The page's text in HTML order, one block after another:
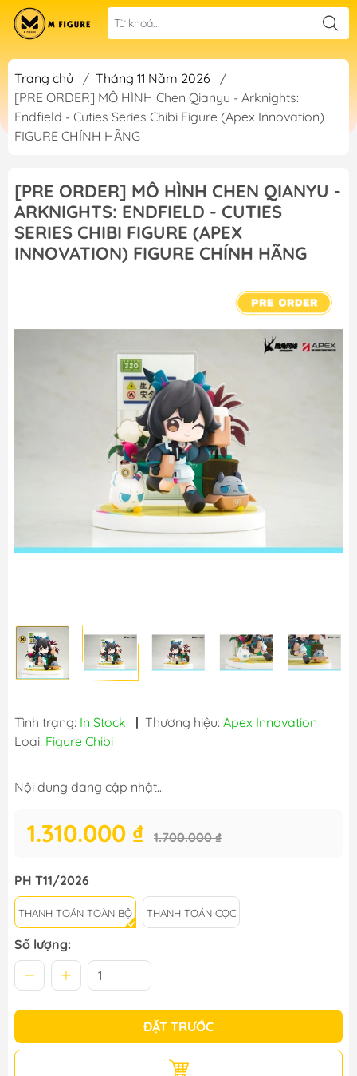
Trang chủ / Tháng 11 Năm 2026
/
[PRE ORDER] MÔ HÌNH Chen Qianyu - Arknights:
Endfield - Cuties Series Chibi Figure (Apex Innovation)
FIGURE CHÍNH HÃNG
[PRE ORDER] MÔ HÌNH CHEN QIANYU -
ARKNIGHTS: ENDFIELD - CUTIES
SERIES CHIBI FIGURE (APEX
INNOVATION) FIGURE CHÍNH HÃNG
Tình trạng: In Stock | Thương hiệu: Apex Innovation
Loại: Figure Chibi
Nội dung đang cập nhật...
1.310.000 ₫ 1.700.000 ₫
PH T11/2026
THANH TOÁN TOÀN BỘ THANH TOÁN CỌC
Số lượng:
ĐẶT TRƯỚC